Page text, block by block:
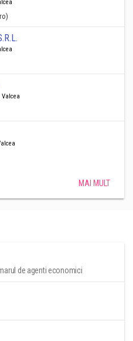
Valcea
MAI MULT
de agenti economici